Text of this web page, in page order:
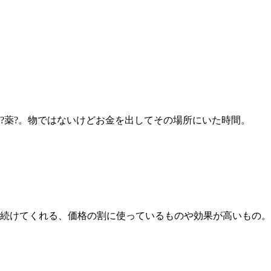
?。物ではないけどお金を出してその場所にいた時間。
てくれる、価格の割に使っているものや効果が高いもの。